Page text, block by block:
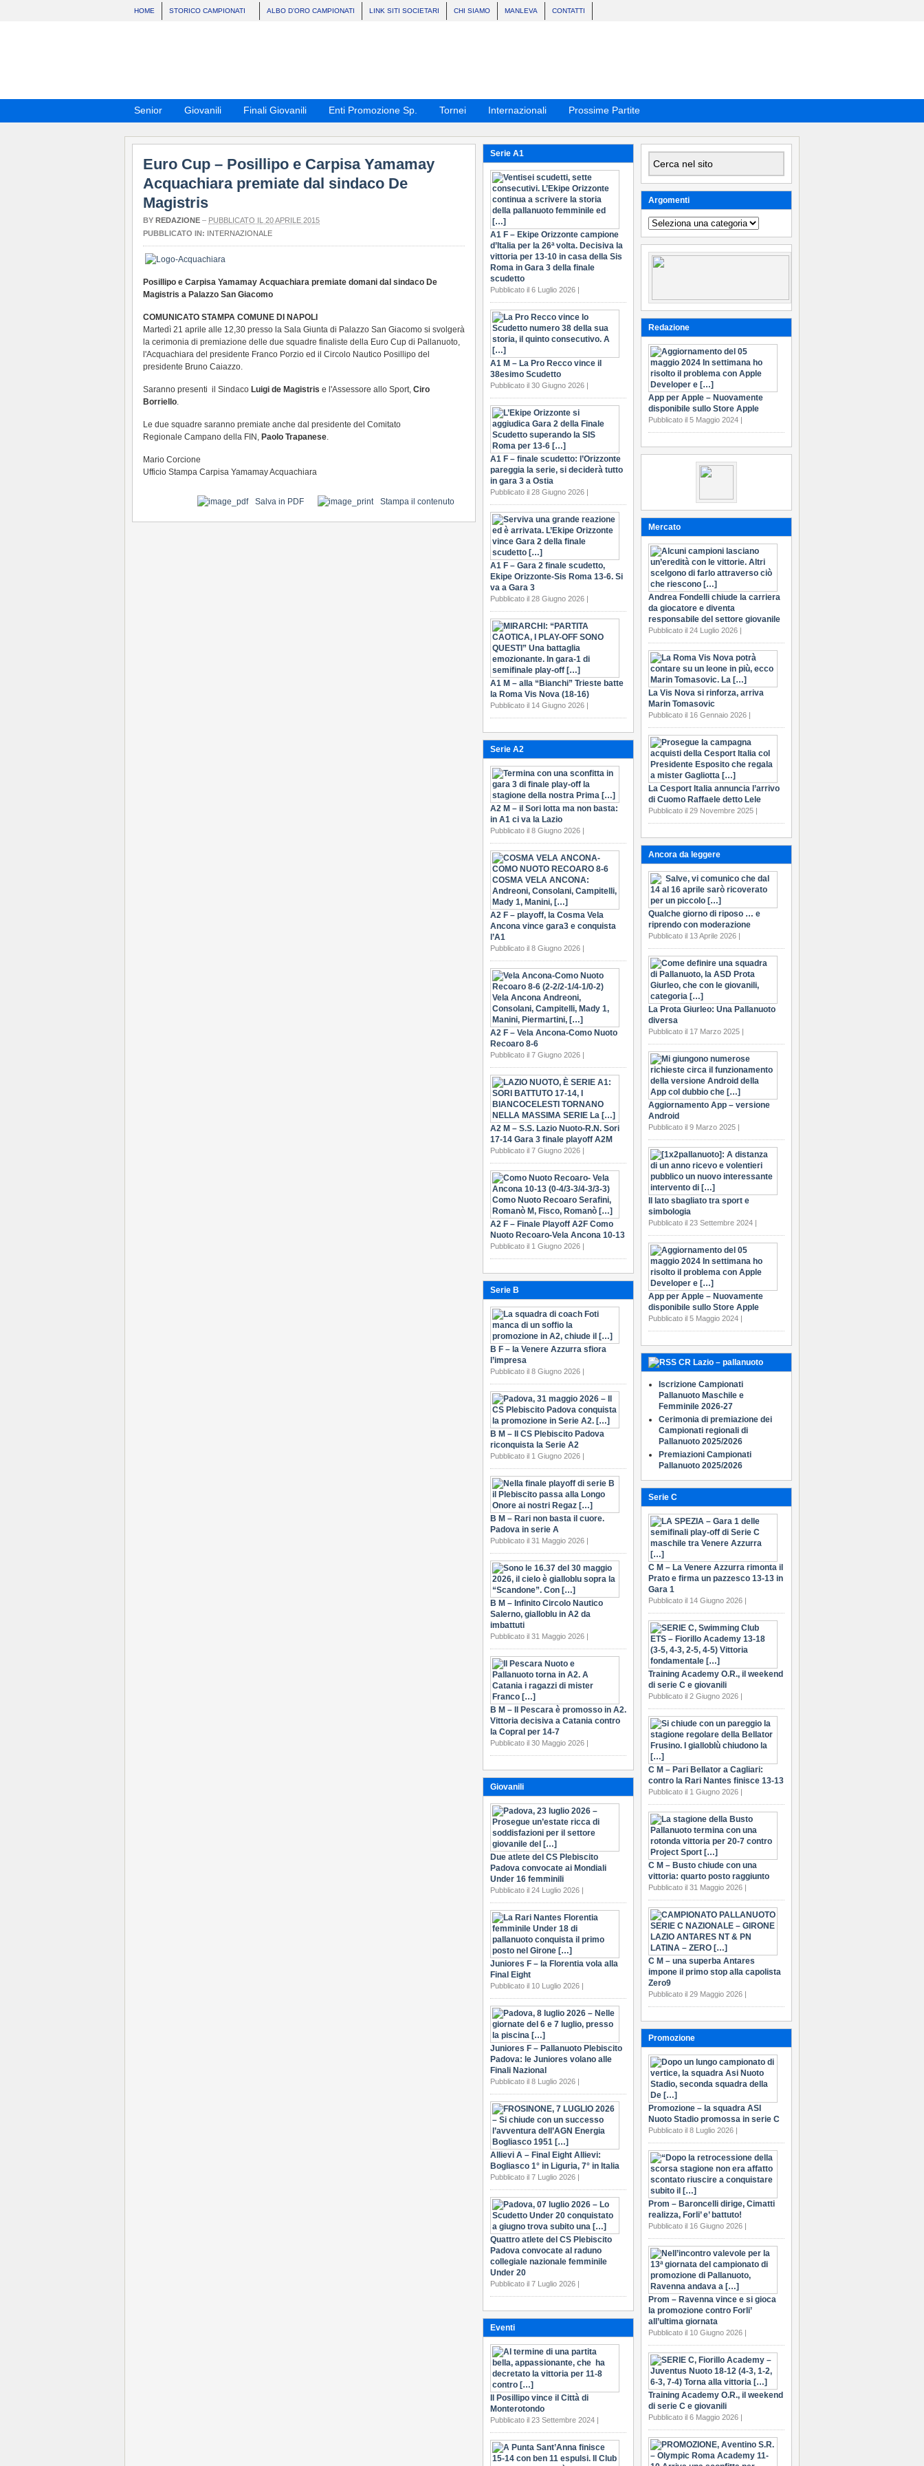
HOME STORICO CAMPIONATI ALBO D’ORO CAMPIONATI LINK SITI SOCIETARI CHI SIAMO MANLEVA CONTATTI
Senior Giovanili Finali Giovanili Enti Promozione Sp. Tornei Internazionali Prossime Partite
Euro Cup – Posillipo e Carpisa Yamamay
Acquachiara premiate dal sindaco De
Magistris
BY REDAZIONE – PUBBLICATO IL 20 APRILE 2015
PUBBLICATO IN: INTERNAZIONALE
Posillipo e Carpisa Yamamay Acquachiara premiate domani dal sindaco De
Magistris a Palazzo San Giacomo
COMUNICATO STAMPA COMUNE DI NAPOLI
Martedì 21 aprile alle 12,30 presso la Sala Giunta di Palazzo San Giacomo si svolgerà
la cerimonia di premiazione delle due squadre finaliste della Euro Cup di Pallanuoto,
l'Acquachiara del presidente Franco Porzio ed il Circolo Nautico Posillipo del
presidente Bruno Caiazzo.
Saranno presenti il Sindaco Luigi de Magistris e l'Assessore allo Sport, Ciro
Borriello.
Le due squadre saranno premiate anche dal presidente del Comitato
Regionale Campano della FIN, Paolo Trapanese.
Mario Corcione
Ufficio Stampa Carpisa Yamamay Acquachiara
Salva in PDF Stampa il contenuto
Argomenti
Argomenti
Redazione
App per Apple – Nuovamente
disponibile sullo Store Apple
Pubblicato il 5 Maggio 2024 |
Mercato
Andrea Fondelli chiude la carriera
da giocatore e diventa
responsabile del settore giovanile
Pubblicato il 24 Luglio 2026 |
La Vis Nova si rinforza, arriva
Marin Tomasovic
Pubblicato il 16 Gennaio 2026 |
La Cesport Italia annuncia l’arrivo
di Cuomo Raffaele detto Lele
Pubblicato il 29 Novembre 2025 |
Ancora da leggere
Qualche giorno di riposo … e
riprendo con moderazione
Pubblicato il 13 Aprile 2026 |
La Prota Giurleo: Una Pallanuoto
diversa
Pubblicato il 17 Marzo 2025 |
Aggiornamento App – versione
Android
Pubblicato il 9 Marzo 2025 |
Il lato sbagliato tra sport e
simbologia
Pubblicato il 23 Settembre 2024 |
App per Apple – Nuovamente
disponibile sullo Store Apple
Pubblicato il 5 Maggio 2024 |
CR Lazio – pallanuoto
Iscrizione Campionati
Pallanuoto Maschile e
Femminile 2026-27
Cerimonia di premiazione dei
Campionati regionali di
Pallanuoto 2025/2026
Premiazioni Campionati
Pallanuoto 2025/2026
Serie C
C M – La Venere Azzurra rimonta il
Prato e firma un pazzesco 13-13 in
Gara 1
Pubblicato il 14 Giugno 2026 |
Training Academy O.R., il weekend
di serie C e giovanili
Pubblicato il 2 Giugno 2026 |
C M – Pari Bellator a Cagliari:
contro la Rari Nantes finisce 13-13
Pubblicato il 1 Giugno 2026 |
C M – Busto chiude con una
vittoria: quarto posto raggiunto
Pubblicato il 31 Maggio 2026 |
C M – una superba Antares
impone il primo stop alla capolista
Zero9
Pubblicato il 29 Maggio 2026 |
Promozione
Promozione – la squadra ASI
Nuoto Stadio promossa in serie C
Pubblicato il 8 Luglio 2026 |
Prom – Baroncelli dirige, Cimatti
realizza, Forli’ e’ battuto!
Pubblicato il 16 Giugno 2026 |
Prom – Ravenna vince e si gioca
la promozione contro Forli’
all’ultima giornata
Pubblicato il 10 Giugno 2026 |
Training Academy O.R., il weekend
di serie C e giovanili
Pubblicato il 6 Maggio 2026 |
Serie A1
A1 F – Ekipe Orizzonte campione
d’Italia per la 26ª volta. Decisiva la
vittoria per 13-10 in casa della Sis
Roma in Gara 3 della finale
scudetto
Pubblicato il 6 Luglio 2026 |
A1 M – La Pro Recco vince il
38esimo Scudetto
Pubblicato il 30 Giugno 2026 |
A1 F – finale scudetto: l’Orizzonte
pareggia la serie, si deciderà tutto
in gara 3 a Ostia
Pubblicato il 28 Giugno 2026 |
A1 F – Gara 2 finale scudetto,
Ekipe Orizzonte-Sis Roma 13-6. Si
va a Gara 3
Pubblicato il 28 Giugno 2026 |
A1 M – alla “Bianchi” Trieste batte
la Roma Vis Nova (18-16)
Pubblicato il 14 Giugno 2026 |
Serie A2
A2 M – il Sori lotta ma non basta:
in A1 ci va la Lazio
Pubblicato il 8 Giugno 2026 |
A2 F – playoff, la Cosma Vela
Ancona vince gara3 e conquista
l’A1
Pubblicato il 8 Giugno 2026 |
A2 F – Vela Ancona-Como Nuoto
Recoaro 8-6
Pubblicato il 7 Giugno 2026 |
A2 M – S.S. Lazio Nuoto-R.N. Sori
17-14 Gara 3 finale playoff A2M
Pubblicato il 7 Giugno 2026 |
A2 F – Finale Playoff A2F Como
Nuoto Recoaro-Vela Ancona 10-13
Pubblicato il 1 Giugno 2026 |
Serie B
B F – la Venere Azzurra sfiora
l’impresa
Pubblicato il 8 Giugno 2026 |
B M – Il CS Plebiscito Padova
riconquista la Serie A2
Pubblicato il 1 Giugno 2026 |
B M – Rari non basta il cuore.
Padova in serie A
Pubblicato il 31 Maggio 2026 |
B M – Infinito Circolo Nautico
Salerno, gialloblu in A2 da
imbattuti
Pubblicato il 31 Maggio 2026 |
B M – Il Pescara è promosso in A2.
Vittoria decisiva a Catania contro
la Copral per 14-7
Pubblicato il 30 Maggio 2026 |
Giovanili
Due atlete del CS Plebiscito
Padova convocate ai Mondiali
Under 16 femminili
Pubblicato il 24 Luglio 2026 |
Juniores F – la Florentia vola alla
Final Eight
Pubblicato il 10 Luglio 2026 |
Juniores F – Pallanuoto Plebiscito
Padova: le Juniores volano alle
Finali Nazional
Pubblicato il 8 Luglio 2026 |
Allievi A – Final Eight Allievi:
Bogliasco 1° in Liguria, 7° in Italia
Pubblicato il 7 Luglio 2026 |
Quattro atlete del CS Plebiscito
Padova convocate al raduno
collegiale nazionale femminile
Under 20
Pubblicato il 7 Luglio 2026 |
Eventi
Il Posillipo vince il Città di
Monterotondo
Pubblicato il 23 Settembre 2024 |